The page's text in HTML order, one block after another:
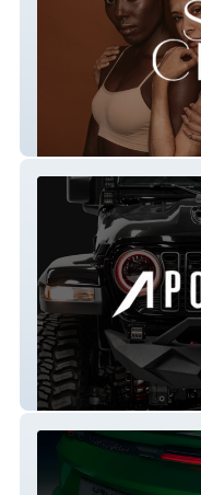
Skin Clinix
Apocalypse 6x6